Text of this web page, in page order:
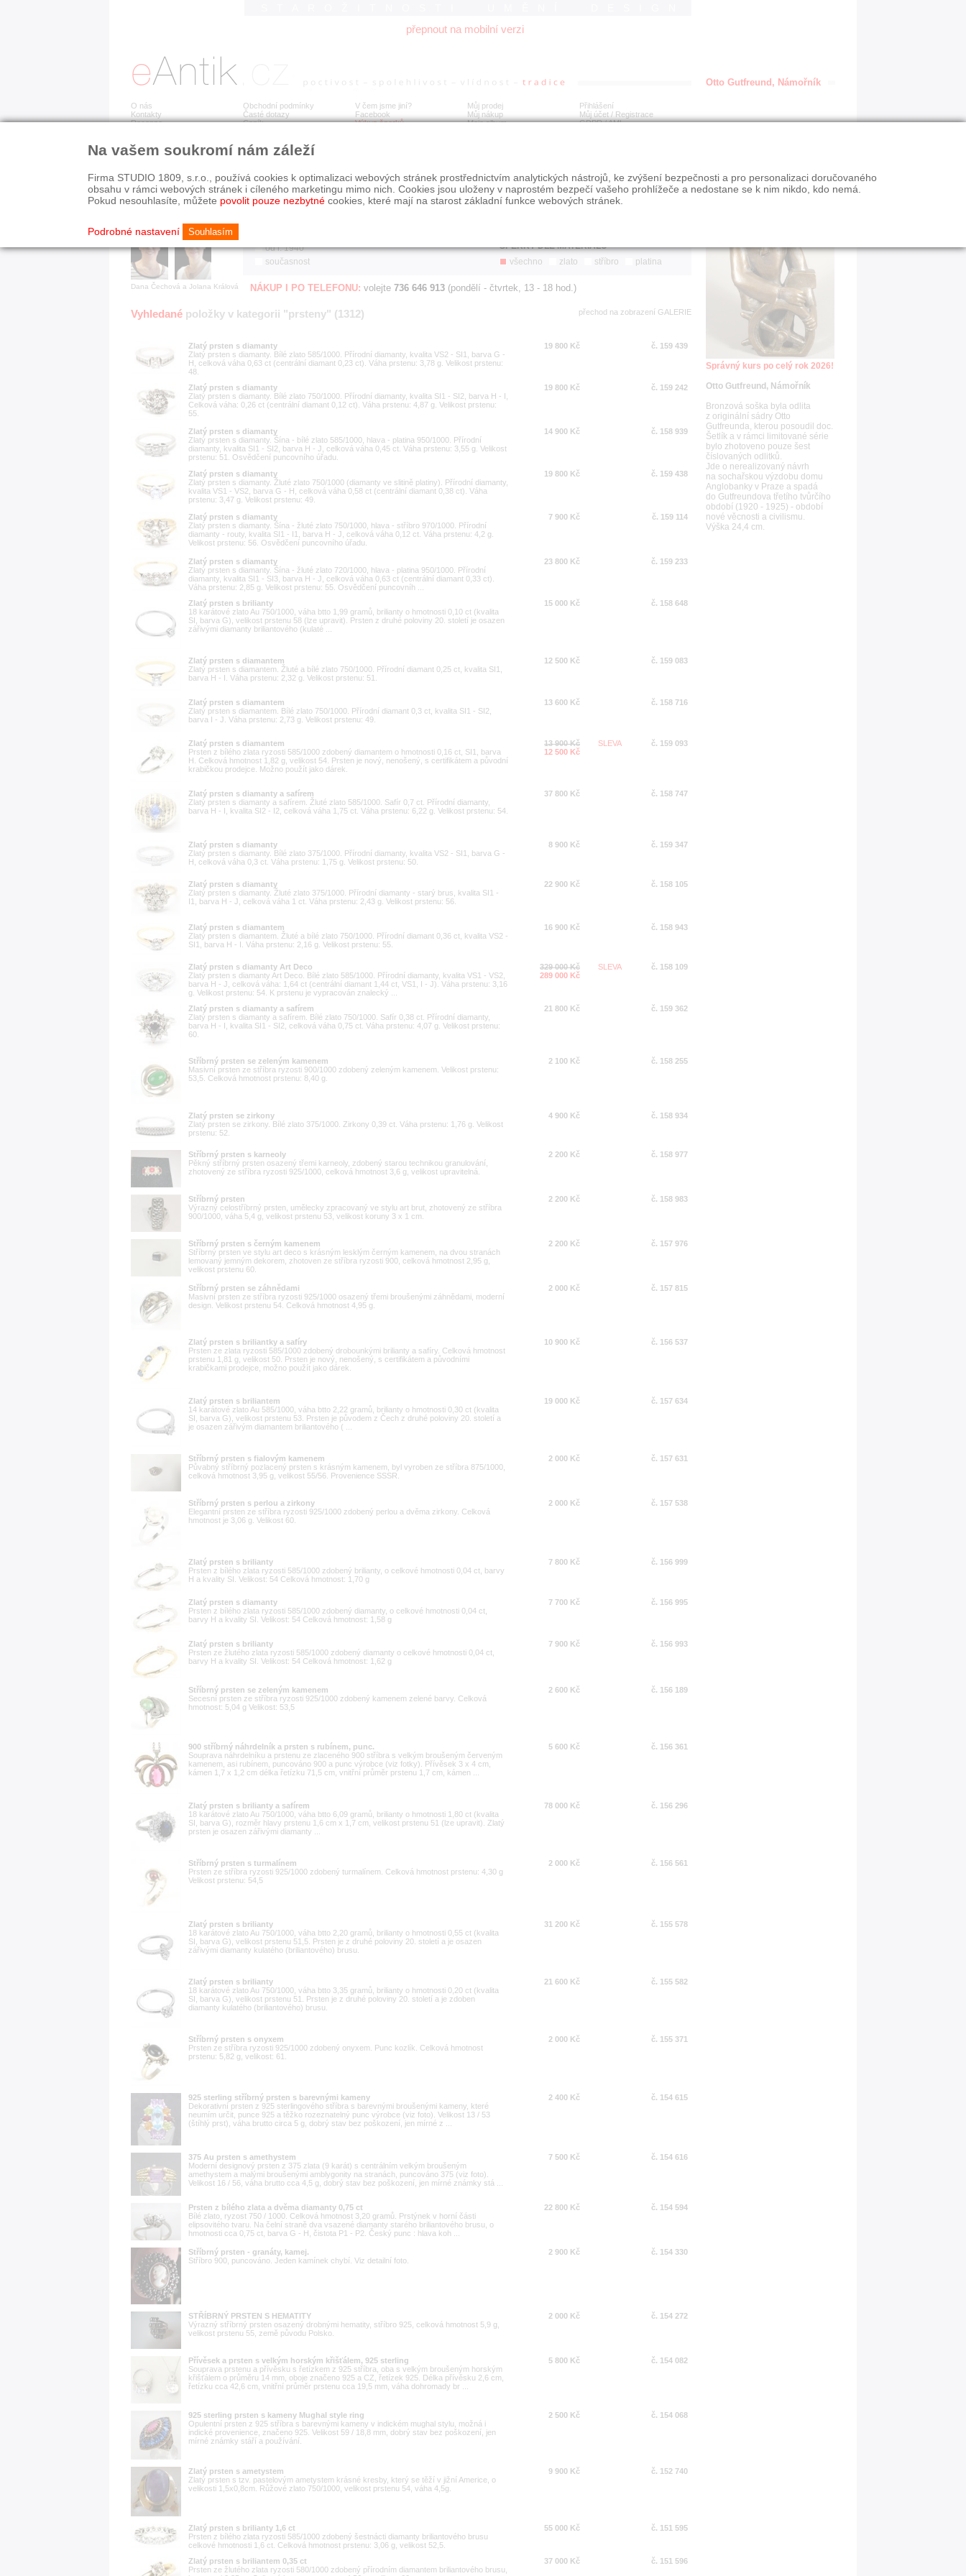
přepnout na mobilní verzi
O nás
Kontakty
Recenze
Obchodní podmínky
Časté dotazy
Ceník
V čem jsme jiní?
Facebook
Výkup šperků
Můj prodej
Můj nákup
Moje album
Přihlášení
Můj účet / Registrace
GDPR/AML
Jsme prověřená firma
Zákazníci u nás oceňují:
■ odborné zázemí
■ bezpečné prostředí
Dana Čechová a Jolana Králová
RYCHLÉ HLEDÁNÍ
HISTORICKÉ OBDOBÍ
všechno
před r. 1800
od r. 1940
současnost
STÁŘÍ NABÍDKY
všechno
jen poslední den
ŘAZENÍ
nejnovější napřed
podle cen sestupně
SLEVY
jen slevy
ŠPERKY DLE MATERIÁLU
všechno
zlato stříbro platina
NÁKUP I PO TELEFONU: volejte 736 646 913 (pondělí - čtvrtek, 13 - 18 hod.)
Vyhledané položky v kategorii "prsteny" (1312) přechod na zobrazení GALERIE
Zlatý prsten s diamanty
Zlatý prsten s diamanty. Bílé zlato 585/1000. Přírodní diamanty, kvalita VS2 - SI1, barva G -
H, celková váha 0,63 ct (centrální diamant 0,23 ct). Váha prstenu: 3,78 g. Velikost prstenu:
48.
19 800 Kč č. 159 439
Zlatý prsten s diamanty
Zlatý prsten s diamanty. Bílé zlato 750/1000. Přírodní diamanty, kvalita SI1 - SI2, barva H - I,
Celková váha: 0,26 ct (centrální diamant 0,12 ct). Váha prstenu: 4,87 g. Velikost prstenu:
55.
19 800 Kč č. 159 242
Zlatý prsten s diamanty
Zlatý prsten s diamanty. Šína - bílé zlato 585/1000, hlava - platina 950/1000. Přírodní
diamanty, kvalita SI1 - SI2, barva H - J, celková váha 0,45 ct. Váha prstenu: 3,55 g. Velikost
prstenu: 51. Osvědčení puncovního úřadu.
14 900 Kč č. 158 939
Zlatý prsten s diamanty
Zlatý prsten s diamanty. Žluté zlato 750/1000 (diamanty ve slitině platiny). Přírodní diamanty,
kvalita VS1 - VS2, barva G - H, celková váha 0,58 ct (centrální diamant 0,38 ct). Váha
prstenu: 3,47 g. Velikost prstenu: 49.
19 800 Kč č. 159 438
Zlatý prsten s diamanty
Zlatý prsten s diamanty. Šína - žluté zlato 750/1000, hlava - stříbro 970/1000. Přírodní
diamanty - routy, kvalita SI1 - I1, barva H - J, celková váha 0,12 ct. Váha prstenu: 4,2 g.
Velikost prstenu: 56. Osvědčení puncovního úřadu.
7 900 Kč č. 159 114
Zlatý prsten s diamanty
Zlatý prsten s diamanty. Šína - žluté zlato 720/1000, hlava - platina 950/1000. Přírodní
diamanty, kvalita SI1 - SI3, barva H - J, celková váha 0,63 ct (centrální diamant 0,33 ct).
Váha prstenu: 2,85 g. Velikost prstenu: 55. Osvědčení puncovníh ...
23 800 Kč č. 159 233
Zlatý prsten s brilianty
18 karátové zlato Au 750/1000, váha btto 1,99 gramů, brilianty o hmotnosti 0,10 ct (kvalita
SI, barva G), velikost prstenu 58 (lze upravit). Prsten z druhé poloviny 20. století je osazen
zářivými diamanty briliantového (kulaté ...
15 000 Kč č. 158 648
Zlatý prsten s diamantem
Zlatý prsten s diamantem. Žluté a bílé zlato 750/1000. Přírodní diamant 0,25 ct, kvalita SI1,
barva H - I. Váha prstenu: 2,32 g. Velikost prstenu: 51.
12 500 Kč č. 159 083
Zlatý prsten s diamantem
Zlatý prsten s diamantem. Bílé zlato 750/1000. Přírodní diamant 0,3 ct, kvalita SI1 - SI2,
barva I - J. Váha prstenu: 2,73 g. Velikost prstenu: 49.
13 600 Kč č. 158 716
Zlatý prsten s diamantem
Prsten z bílého zlata ryzosti 585/1000 zdobený diamantem o hmotnosti 0,16 ct, SI1, barva
H. Celková hmotnost 1,82 g, velikost 54. Prsten je nový, nenošený, s certifikátem a původní
krabičkou prodejce. Možno použít jako dárek.
13 900 Kč
12 500 Kč
SLEVA č. 159 093
Zlatý prsten s diamanty a safírem
Zlatý prsten s diamanty a safírem. Žluté zlato 585/1000. Safír 0,7 ct. Přírodní diamanty,
barva H - I, kvalita SI2 - I2, celková váha 1,75 ct. Váha prstenu: 6,22 g. Velikost prstenu: 54.
37 800 Kč č. 158 747
Zlatý prsten s diamanty
Zlatý prsten s diamanty. Bílé zlato 375/1000. Přírodní diamanty, kvalita VS2 - SI1, barva G -
H, celková váha 0,3 ct. Váha prstenu: 1,75 g. Velikost prstenu: 50.
8 900 Kč č. 159 347
Zlatý prsten s diamanty
Zlatý prsten s diamanty. Žluté zlato 375/1000. Přírodní diamanty - starý brus, kvalita SI1 -
I1, barva H - J, celková váha 1 ct. Váha prstenu: 2,43 g. Velikost prstenu: 56.
22 900 Kč č. 158 105
Zlatý prsten s diamantem
Zlatý prsten s diamantem. Žluté a bílé zlato 750/1000. Přírodní diamant 0,36 ct, kvalita VS2 -
SI1, barva H - I. Váha prstenu: 2,16 g. Velikost prstenu: 55.
16 900 Kč č. 158 943
Zlatý prsten s diamanty Art Deco
Zlatý prsten s diamanty Art Deco. Bílé zlato 585/1000. Přírodní diamanty, kvalita VS1 - VS2,
barva H - J, celková váha: 1,64 ct (centrální diamant 1,44 ct, VS1, I - J). Váha prstenu: 3,16
g. Velikost prstenu: 54. K prstenu je vypracován znalecký ...
329 000 Kč
289 000 Kč
SLEVA č. 158 109
Zlatý prsten s diamanty a safírem
Zlatý prsten s diamanty a safírem. Bílé zlato 750/1000. Safír 0,38 ct. Přírodní diamanty,
barva H - I, kvalita SI1 - SI2, celková váha 0,75 ct. Váha prstenu: 4,07 g. Velikost prstenu:
60.
21 800 Kč č. 159 362
Stříbrný prsten se zeleným kamenem
Masivní prsten ze stříbra ryzosti 900/1000 zdobený zeleným kamenem. Velikost prstenu:
53,5. Celková hmotnost prstenu: 8,40 g.
2 100 Kč č. 158 255
Zlatý prsten se zirkony
Zlatý prsten se zirkony. Bílé zlato 375/1000. Zirkony 0,39 ct. Váha prstenu: 1,76 g. Velikost
prstenu: 52.
4 900 Kč č. 158 934
Stříbrný prsten s karneoly
Pěkný stříbrný prsten osazený třemi karneoly, zdobený starou technikou granulování,
zhotovený ze stříbra ryzosti 925/1000, celková hmotnost 3,6 g, velikost upravitelná.
2 200 Kč č. 158 977
Stříbrný prsten
Výrazný celostříbrný prsten, umělecky zpracovaný ve stylu art brut, zhotovený ze stříbra
900/1000, váha 5,4 g, velikost prstenu 53, velikost koruny 3 x 1 cm.
2 200 Kč č. 158 983
Stříbrný prsten s černým kamenem
Stříbrný prsten ve stylu art deco s krásným lesklým černým kamenem, na dvou stranách
lemovaný jemným dekorem, zhotoven ze stříbra ryzosti 900, celková hmotnost 2,95 g,
velikost prstenu 60.
2 200 Kč č. 157 976
Stříbrný prsten se záhnědami
Masivní prsten ze stříbra ryzosti 925/1000 osazený třemi broušenými záhnědami, moderní
design. Velikost prstenu 54. Celková hmotnost 4,95 g.
2 000 Kč č. 157 815
Zlatý prsten s briliantky a safíry
Prsten ze zlata ryzosti 585/1000 zdobený drobounkými brilianty a safíry. Celková hmotnost
prstenu 1,81 g, velikost 50. Prsten je nový, nenošený, s certifikátem a původními
krabičkami prodejce, možno použít jako dárek.
10 900 Kč č. 156 537
Zlatý prsten s briliantem
14 karátové zlato Au 585/1000, váha btto 2,22 gramů, brilianty o hmotnosti 0,30 ct (kvalita
SI, barva G), velikost prstenu 53. Prsten je původem z Čech z druhé poloviny 20. století a
je osazen zářivým diamantem briliantového ( ...
19 000 Kč č. 157 634
Stříbrný prsten s fialovým kamenem
Půvabný stříbrný pozlacený prsten s krásným kamenem, byl vyroben ze stříbra 875/1000,
celková hmotnost 3,95 g, velikost 55/56. Provenience SSSR.
2 000 Kč č. 157 631
Stříbrný prsten s perlou a zirkony
Elegantní prsten ze stříbra ryzosti 925/1000 zdobený perlou a dvěma zirkony. Celková
hmotnost je 3,06 g. Velikost 60.
2 000 Kč č. 157 538
Zlatý prsten s brilianty
Prsten z bílého zlata ryzosti 585/1000 zdobený brilianty, o celkové hmotnosti 0,04 ct, barvy
H a kvality SI. Velikost: 54 Celková hmotnost: 1,70 g
7 800 Kč č. 156 999
Zlatý prsten s diamanty
Prsten z bílého zlata ryzosti 585/1000 zdobený diamanty, o celkové hmotnosti 0,04 ct,
barvy H a kvality SI. Velikost: 54 Celková hmotnost: 1,58 g
7 700 Kč č. 156 995
Zlatý prsten s brilianty
Prsten ze žlutého zlata ryzosti 585/1000 zdobený diamanty o celkové hmotnosti 0,04 ct,
barvy H a kvality SI. Velikost: 54 Celková hmotnost: 1,62 g
7 900 Kč č. 156 993
Stříbrný prsten se zeleným kamenem
Secesní prsten ze stříbra ryzosti 925/1000 zdobený kamenem zelené barvy. Celková
hmotnost: 5,04 g Velikost: 53,5
2 600 Kč č. 156 189
900 stříbrný náhrdelník a prsten s rubínem, punc.
Souprava náhrdelníku a prstenu ze zlaceného 900 stříbra s velkým broušeným červeným
kamenem, asi rubínem, puncováno 900 a punc výrobce (viz fotky). Přívěsek 3 x 4 cm,
kámen 1,7 x 1,2 cm délka řetízku 71,5 cm, vnitřní průměr prstenu 1,7 cm, kámen ...
5 600 Kč č. 156 361
Zlatý prsten s brilianty a safírem
18 karátové zlato Au 750/1000, váha btto 6,09 gramů, brilianty o hmotnosti 1,80 ct (kvalita
SI, barva G), rozměr hlavy prstenu 1,6 cm x 1,7 cm, velikost prstenu 51 (lze upravit). Zlatý
prsten je osazen zářivými diamanty ...
78 000 Kč č. 156 296
Stříbrný prsten s turmalínem
Prsten ze stříbra ryzosti 925/1000 zdobený turmalínem. Celková hmotnost prstenu: 4,30 g
Velikost prstenu: 54,5
2 000 Kč č. 156 561
Zlatý prsten s brilianty
18 karátové zlato Au 750/1000, váha btto 2,20 gramů, brilianty o hmotnosti 0,55 ct (kvalita
SI, barva G), velikost prstenu 51,5. Prsten je z druhé poloviny 20. století a je osazen
zářivými diamanty kulatého (briliantového) brusu.
31 200 Kč č. 155 578
Zlatý prsten s brilianty
18 karátové zlato Au 750/1000, váha btto 3,35 gramů, brilianty o hmotnosti 0,20 ct (kvalita
SI, barva G), velikost prstenu 51. Prsten je z druhé poloviny 20. století a je zdoben
diamanty kulatého (briliantového) brusu.
21 600 Kč č. 155 582
Stříbrný prsten s onyxem
Prsten ze stříbra ryzosti 925/1000 zdobený onyxem. Punc kozlík. Celková hmotnost
prstenu: 5,82 g, velikost: 61.
2 000 Kč č. 155 371
925 sterling stříbrný prsten s barevnými kameny
Dekorativní prsten z 925 sterlingového stříbra s barevnými broušenými kameny, které
neumím určit, punce 925 a těžko rozeznatelný punc výrobce (viz foto). Velikost 13 / 53
(štíhlý prst), váha brutto circa 5 g, dobrý stav bez poškození, jen mírné z ...
2 400 Kč č. 154 615
375 Au prsten s amethystem
Moderní designový prsten z 375 zlata (9 karát) s centrálním velkým broušeným
amethystem a malými broušenými amblygonity na stranách, puncováno 375 (viz foto).
Velikost 16 / 56, váha brutto cca 4,5 g, dobrý stav bez poškození, jen mírné známky stá ...
7 500 Kč č. 154 616
Prsten z bílého zlata a dvěma diamanty 0,75 ct
Bílé zlato, ryzost 750 / 1000. Celková hmotnost 3,20 gramů. Prstýnek v horní části
elipsovitého tvaru. Na čelní straně dva vsazené diamanty starého briliantového brusu, o
hmotnosti cca 0,75 ct, barva G - H, čistota P1 - P2. Český punc : hlava koh ...
22 800 Kč č. 154 594
Stříbrný prsten - granáty, kamej.
Stříbro 900, puncováno. Jeden kamínek chybí. Viz detailní foto.
2 900 Kč č. 154 330
STŘÍBRNÝ PRSTEN S HEMATITY
Výrazný stříbrný prsten osazený drobnými hematity, stříbro 925, celková hmotnost 5,9 g,
velikost prstenu 55, země původu Polsko.
2 000 Kč č. 154 272
Přívěsek a prsten s velkým horským křišťálem, 925 sterling
Souprava prstenu a přívěsku s řetízkem z 925 stříbra, oba s velkým broušeným horským
křišťálem o průměru 14 mm, oboje značeno 925 a CZ, řetízek 925. Délka přívěsku 2,6 cm,
řetízku cca 42,6 cm, vnitřní průměr prstenu cca 19,5 mm, váha dohromady br ...
5 800 Kč č. 154 082
925 sterling prsten s kameny Mughal style ring
Opulentní prsten z 925 stříbra s barevnými kameny v indickém mughal stylu, možná i
indické provenience, značeno 925. Velikost 59 / 18,8 mm, dobrý stav bez poškození, jen
mírné známky stáří a používání.
2 500 Kč č. 154 068
Zlatý prsten s ametystem
Zlatý prsten s tzv. pastelovým ametystem krásné kresby, který se těží v jižní Americe, o
velikosti 1,5x0,8cm. Růžové zlato 750/1000, velikost prstenu 54, váha 4,5g.
9 900 Kč č. 152 740
Zlatý prsten s brilianty 1,6 ct
Prsten z bílého zlata ryzosti 585/1000 zdobený šestnácti diamanty briliantového brusu
celkové hmotnosti 1,6 ct. Celková hmotnost prstenu: 3,06 g, velikost 52,5.
55 000 Kč č. 151 595
Zlatý prsten s briliantem 0,35 ct
Prsten ze žlutého zlata ryzosti 580/1000 zdobený přírodním diamantem briliantového brusu,
37 000 Kč č. 151 596
Otto Gutfreund, Námořník
Správný kurs po celý rok 2026!
Otto Gutfreund, Námořník
Bronzová soška byla odlita
z originální sádry Otto
Gutfreunda, kterou posoudil doc.
Šetlík a v rámci limitované série
bylo zhotoveno pouze šest
číslovaných odlitků.
Jde o nerealizovaný návrh
na sochařskou výzdobu domu
Anglobanky v Praze a spadá
do Gutfreundova třetího tvůrčího
období (1920 - 1925) - období
nové věcnosti a civilismu.
Výška 24,4 cm.
Na vašem soukromí nám záleží
Firma STUDIO 1809, s.r.o., používá cookies k optimalizaci webových stránek prostřednictvím analytických nástrojů, ke zvýšení bezpečnosti a pro personalizaci doručovaného
obsahu v rámci webových stránek i cíleného marketingu mimo nich. Cookies jsou uloženy v naprostém bezpečí vašeho prohlížeče a nedostane se k nim nikdo, kdo nemá.
Pokud nesouhlasíte, můžete povolit pouze nezbytné cookies, které mají na starost základní funkce webových stránek.
Podrobné nastavení Souhlasím